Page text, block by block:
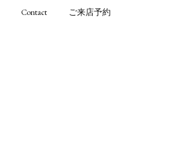
Contact ご来店予約